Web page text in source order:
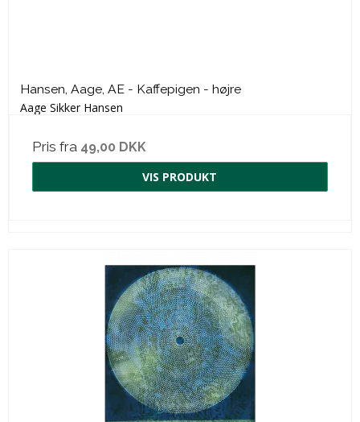
Hansen, Aage, AE - Kaffepigen - højre
Aage Sikker Hansen
Pris fra 49,00 DKK
VIS PRODUKT